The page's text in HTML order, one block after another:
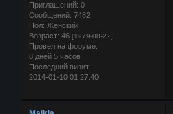
Приглашений: 0
Сообщений: 7482
Пол: Женский
Возраст: 46 [1979-08-22]
Провел на форуме:
8 дней 5 часов
Последний визит:
2014-01-10 01:27:40